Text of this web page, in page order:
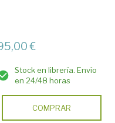
€
Stock en librería. Envío
en 24/48 horas
COMPRAR